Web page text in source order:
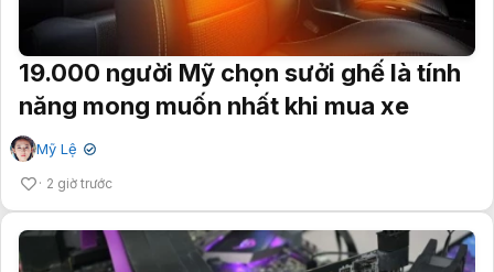
19.000 người Mỹ chọn sưởi ghế là tính
năng mong muốn nhất khi mua xe
Mỹ Lệ ✔
2 giờ trước